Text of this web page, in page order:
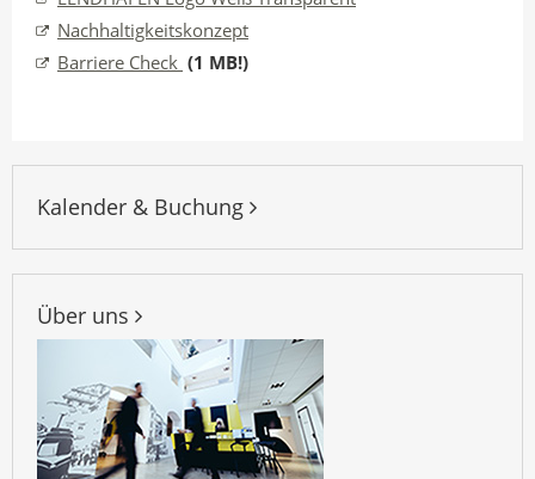
Nachhaltigkeitskonzept
Barriere Check (1 MB!)
Kalender & Buchung
Über uns